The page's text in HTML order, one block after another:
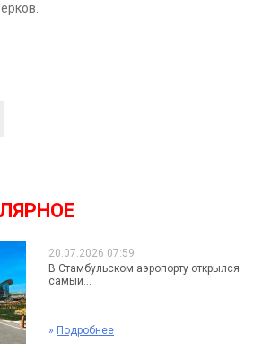
20.07.2026 07:59
В Стамбульском аэропорту открылся
самый...
» Подробнее